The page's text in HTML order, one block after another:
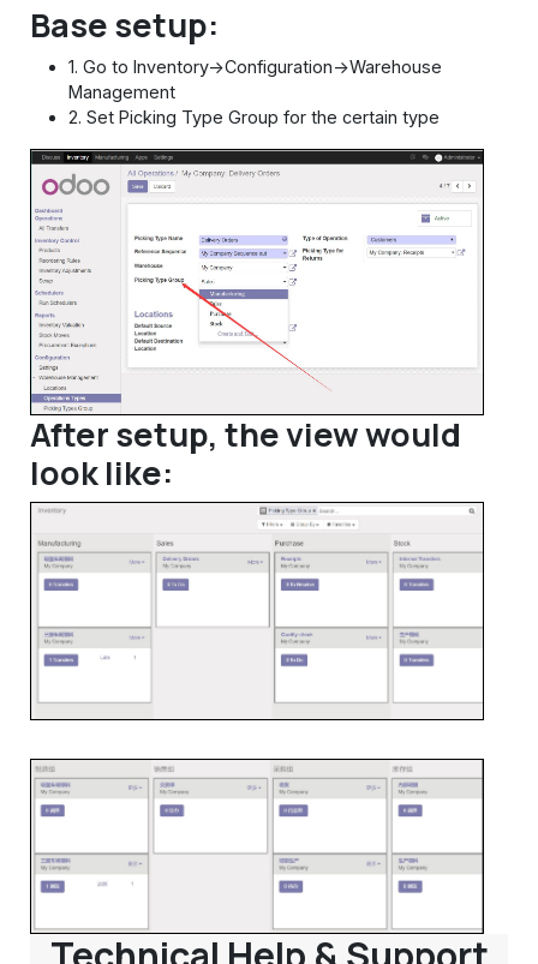
Base setup:
1. Go to Inventory->Configuration->Warehouse
Management
2. Set Picking Type Group for the certain type
After setup, the view would
look like: